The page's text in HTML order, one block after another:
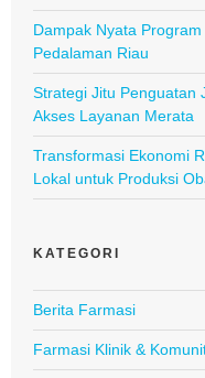
Dampak Nyata
Pedalaman Riau
Strategi Jitu Penguatan
Akses Layanan Merata
Transformasi Ekonomi
Lokal untuk Produksi
KATEGORI
Berita Farmasi
Farmasi Klinik &